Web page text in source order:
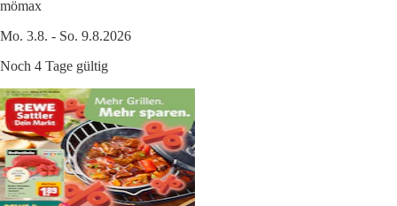
mömax
Mo. 3.8. - So. 9.8.2026
Noch 4 Tage gültig